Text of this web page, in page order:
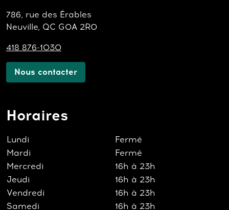
786, rue des Érables
Neuville, QC G0A 2R0
418 876-1030
Nous contacter
Horaires
Lundi
Fermé
Mardi
Fermé
Mercredi
16h à 23h
Jeudi
16h à 23h
Vendredi
16h à 23h
Samedi
16h à 23h